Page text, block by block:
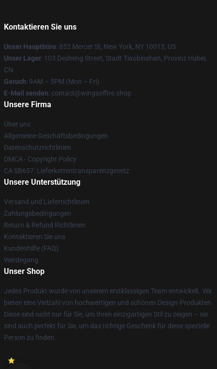
Kontaktieren Sie uns
Unser Hauptbüro: 852 Mercer St, New York, NY 10013, US
Unser Lager: 103 Desheng Street, Stadt Tiaobinshan, Provinz Hubei,
CN
Geruch: 9AM – 5PM (Mon – Fri)
E-Mail senden: contact@wingsoffire.shop
Unsere Firma
Über uns
Allgemeine Geschäftsbedingungen
Datenschutzrichtlinien
DMCA - Copyright Policy
CA SB657: Lieferkettentransparenzgesetz
Unsere Unterstützung
Versand und Lieferrichtlinien
Zahlungsbedingungen
Return & Refund Richtlinien
Kontaktieren Sie uns
Kundenhilfe (FAQ)
Werdegang
Unser Shop
Jedes Produkt wurde von unserem erstklassigen Team entwickelt. Wir
bieten eine Vielzahl von hochwertigen und schönen Design-Produkten.
Diese sind nicht nur für Sie, um Ihren einzigartigen Stil zu zeigen – sie
sind auch perfekt für Sie, um das richtige Geschenk für diese spezielle
Person zu finden.